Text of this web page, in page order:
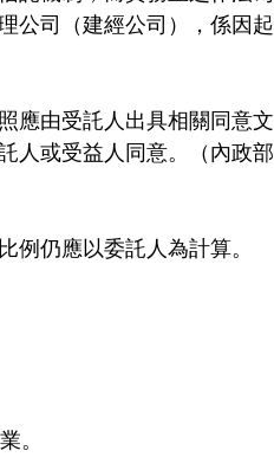
公司（建經公司），係因起
應由受託人出具相關同意文
人或受益人同意。（內政部
仍應以委託人為計算。
。